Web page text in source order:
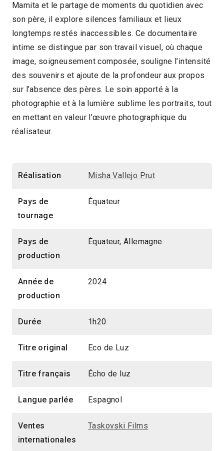
Mamita et le partage de moments du quotidien avec
son père, il explore silences familiaux et lieux
longtemps restés inaccessibles. Ce documentaire
intime se distingue par son travail visuel, où chaque
image, soigneusement composée, souligne l’intensité
des souvenirs et ajoute de la profondeur aux propos
sur l’absence des pères. Le soin apporté à la
photographie et à la lumière sublime les portraits, tout
en mettant en valeur l’œuvre photographique du
réalisateur.
Réalisation Misha Vallejo Prut
Pays de
tournage
Équateur
Pays de
production
Équateur, Allemagne
Année de
production
2024
Durée 1h20
Titre original Eco de Luz
Titre français Écho de luz
Langue parlée Espagnol
Ventes
internationales
Taskovski Films